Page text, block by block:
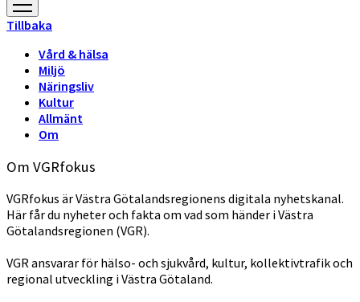
öppna
meny
Tillbaka
Vård & hälsa
Miljö
Näringsliv
Kultur
Allmänt
Om
Om VGRfokus
VGRfokus är Västra Götalandsregionens digitala nyhetskanal.
Här får du nyheter och fakta om vad som händer i Västra
Götalandsregionen (VGR).
VGR ansvarar för hälso- och sjukvård, kultur, kollektivtrafik och
regional utveckling i Västra Götaland.